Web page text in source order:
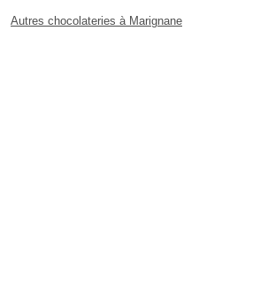
Autres chocolateries à Marignane